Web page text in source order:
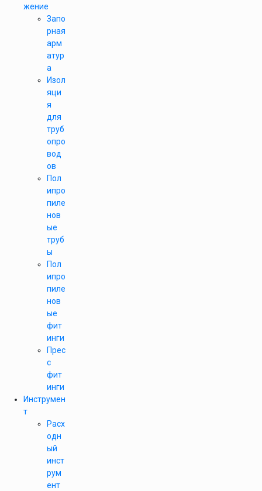
жение
Запо
рная
арм
атур
а
Изол
яци
я
для
труб
опро
вод
ов
Пол
ипро
пиле
нов
ые
труб
ы
Пол
ипро
пиле
нов
ые
фит
инги
Прес
с
фит
инги
Инструмен
т
Расх
одн
ый
инст
рум
ент